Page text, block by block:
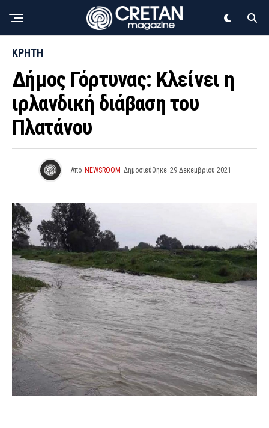
ΚΡΗΤΗ
Δήμος Γόρτυνας: Κλείνει η
ιρλανδική διάβαση του
Πλατάνου
Από NEWSROOM Δημοσιεύθηκε 29 Δεκεμβρίου 2021